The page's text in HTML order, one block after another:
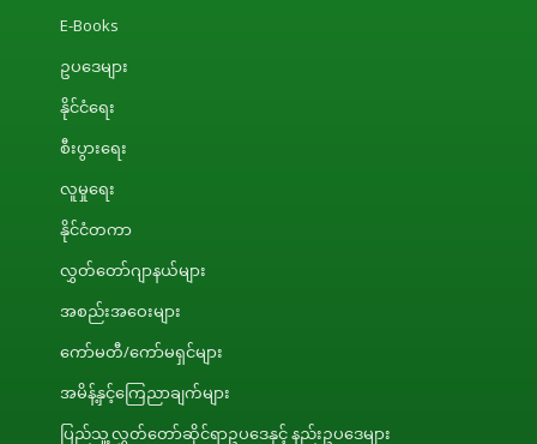
E-Books
ဥပဒေများ
နိုင်ငံရေး
စီးပွားရေး
လူမှုရေး
နိုင်ငံတကာ
လွှတ်တော်ဂျာနယ်များ
အစည်းအဝေးများ
ကော်မတီ/ကော်မရှင်များ
အမိန့်နှင့်ကြေညာချက်များ
ပြည်သူ့လွှတ်တော်ဆိုင်ရာဥပဒေနှင့် နည်းဥပဒေများ